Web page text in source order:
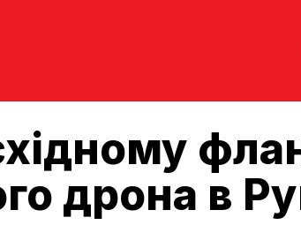
дрона в